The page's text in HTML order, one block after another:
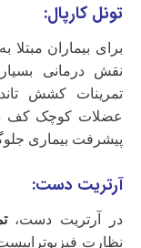
تونل کارپال:
برای بیماران مبتلا
نقش درمانی
تمرینات کشش
عضلات کوچک کف
پیشرفت بیماری
آرتریت دست:
در آرتریت دست،
نظارت